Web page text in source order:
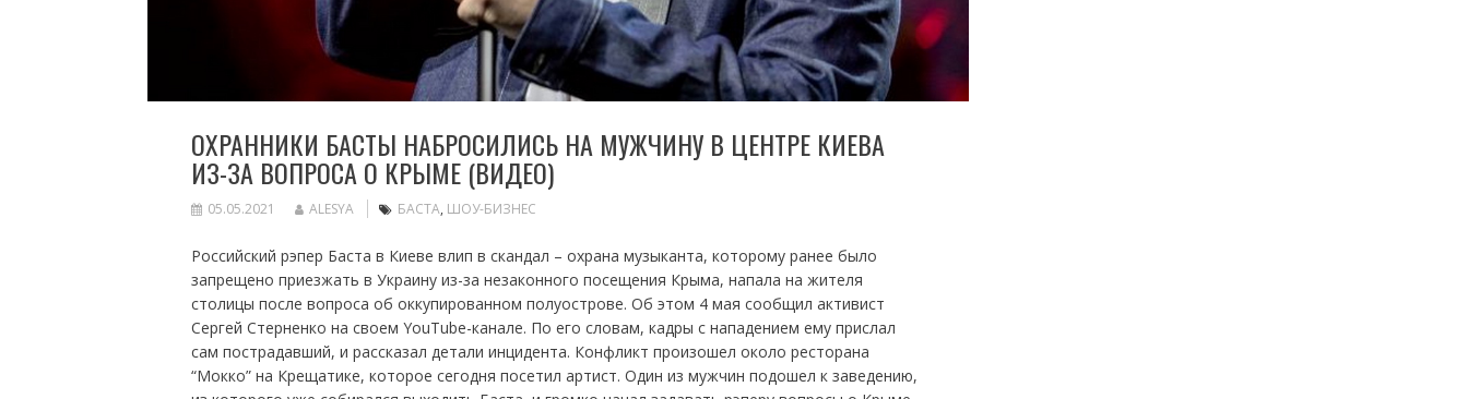
ОХРАННИКИ БАСТЫ НАБРОСИЛИСЬ НА МУЖЧИНУ В ЦЕНТРЕ КИЕВА
ИЗ-ЗА ВОПРОСА О КРЫМЕ (ВИДЕО)
05.05.2021 ALESYA БАСТА, ШОУ-БИЗНЕС
Российский рэпер Баста в Киеве влип в скандал – охрана музыканта, которому ранее было
запрещено приезжать в Украину из-за незаконного посещения Крыма, напала на жителя
столицы после вопроса об оккупированном полуострове. Об этом 4 мая сообщил активист
Сергей Стерненко на своем YouTube-канале. По его словам, кадры с нападением ему прислал
сам пострадавший, и рассказал детали инцидента. Конфликт произошел около ресторана
“Мокко” на Крещатике, которое сегодня посетил артист. Один из мужчин подошел к заведению,